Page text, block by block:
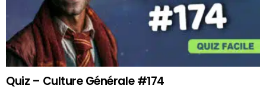
Quiz – Culture Générale #174